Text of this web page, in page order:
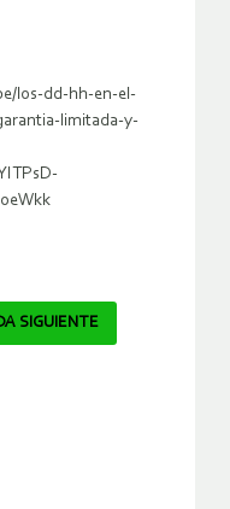
los-dd-hh-en-el-
limitada-y-
SIGUIENTE